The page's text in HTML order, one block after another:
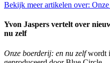
Bekijk meer artikelen over:
Yvon Jaspers vertelt over
nu zelf
Onze boerderij: en nu zelfwordt